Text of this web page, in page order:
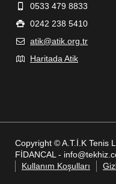
0533 479 8833
0242 238 5410
atik@atik.org.tr
Haritada Atik
Copyright © A.T.İ.K Tenis
FİDANCAL -
Kullanım Koşulları